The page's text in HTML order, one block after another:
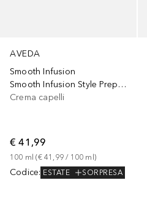
AVEDA
Smooth Infusion
Smooth Infusion Style Prep Smoother
Crema capelli
€ 41,99
100 ml (€ 41,99 / 100 ml )
Codice: ESTATE SORPRESA